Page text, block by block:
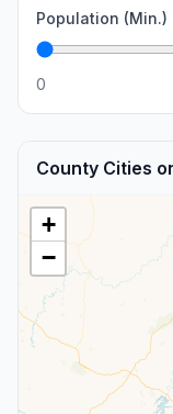
Population (Min.)
0
County Cities
+
−